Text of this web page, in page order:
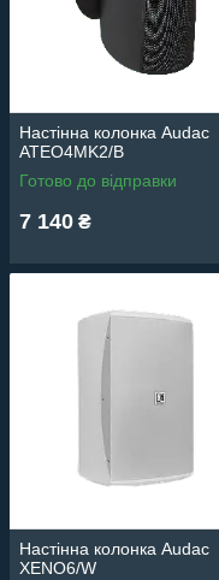
Настінна колонка Audac
ATEO4MK2/B
Готово до відправки
7 140 ₴
Настінна колонка Audac
XENO6/W